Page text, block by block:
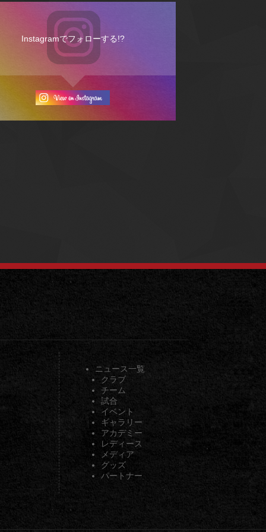
Instagramでフォローする!?
ニュース一覧
クラブ
チーム
試合
イベント
ギャラリー
アカデミー
レディース
メディア
グッズ
パートナー